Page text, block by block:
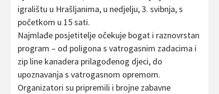
igralištu u Hrašljanima, u nedjelju, 3. svibnja, s
početkom u 15 sati.
Najmlađe posjetitelje očekuje bogat i raznovrstan
program – od poligona s vatrogasnim zadacima i
zip line kanadera prilagođenog djeci, do
upoznavanja s vatrogasnom opremom.
Organizatori su pripremili i brojne zabavne